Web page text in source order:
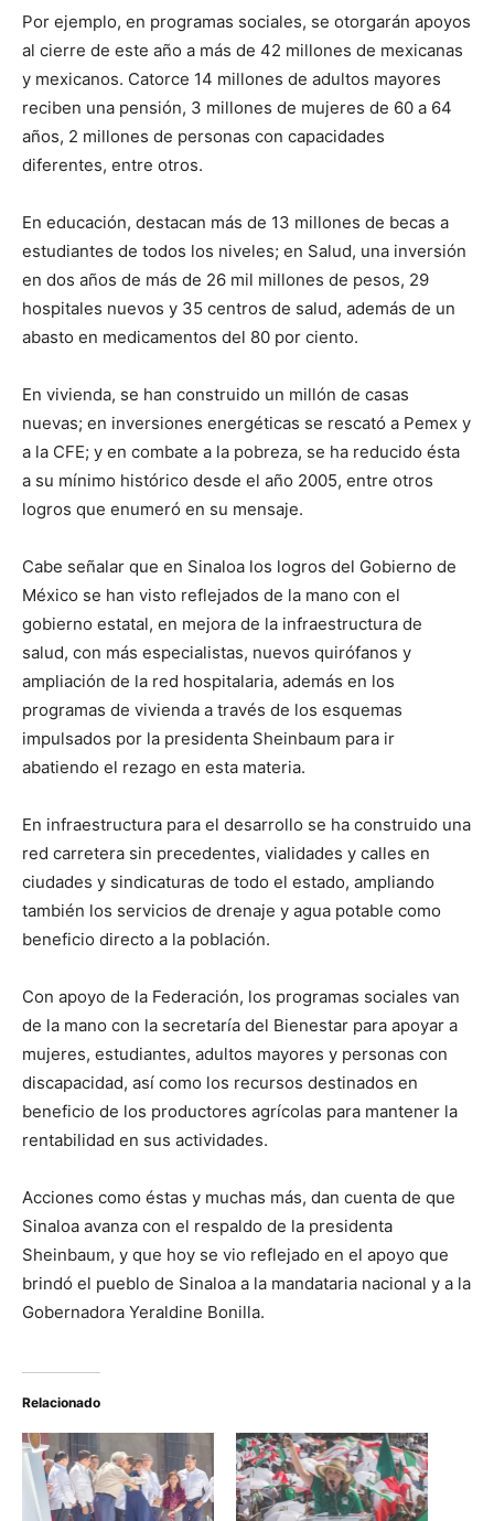
Por ejemplo, en programas sociales, se otorgarán apoyos
al cierre de este año a más de 42 millones de mexicanas
y mexicanos. Catorce 14 millones de adultos mayores
reciben una pensión, 3 millones de mujeres de 60 a 64
años, 2 millones de personas con capacidades
diferentes, entre otros.
En educación, destacan más de 13 millones de becas a
estudiantes de todos los niveles; en Salud, una inversión
en dos años de más de 26 mil millones de pesos, 29
hospitales nuevos y 35 centros de salud, además de un
abasto en medicamentos del 80 por ciento.
En vivienda, se han construido un millón de casas
nuevas; en inversiones energéticas se rescató a Pemex y
a la CFE; y en combate a la pobreza, se ha reducido ésta
a su mínimo histórico desde el año 2005, entre otros
logros que enumeró en su mensaje.
Cabe señalar que en Sinaloa los logros del Gobierno de
México se han visto reflejados de la mano con el
gobierno estatal, en mejora de la infraestructura de
salud, con más especialistas, nuevos quirófanos y
ampliación de la red hospitalaria, además en los
programas de vivienda a través de los esquemas
impulsados por la presidenta Sheinbaum para ir
abatiendo el rezago en esta materia.
En infraestructura para el desarrollo se ha construido una
red carretera sin precedentes, vialidades y calles en
ciudades y sindicaturas de todo el estado, ampliando
también los servicios de drenaje y agua potable como
beneficio directo a la población.
Con apoyo de la Federación, los programas sociales van
de la mano con la secretaría del Bienestar para apoyar a
mujeres, estudiantes, adultos mayores y personas con
discapacidad, así como los recursos destinados en
beneficio de los productores agrícolas para mantener la
rentabilidad en sus actividades.
Acciones como éstas y muchas más, dan cuenta de que
Sinaloa avanza con el respaldo de la presidenta
Sheinbaum, y que hoy se vio reflejado en el apoyo que
brindó el pueblo de Sinaloa a la mandataria nacional y a la
Gobernadora Yeraldine Bonilla.
Relacionado